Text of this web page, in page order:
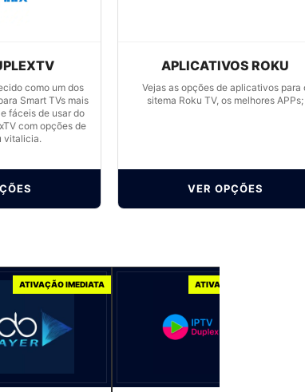
como um dos
Smart TVs mais
fáceis de usar do
com opções de
vitalicia.
APLICATIVOS ROKU
Vejas as opções de aplicativos para
sitema Roku TV, os melhores APPs;
VER OPÇÕES
ATIVAÇÃO IMEDIATA ATIVAÇÃO IMEDIATA